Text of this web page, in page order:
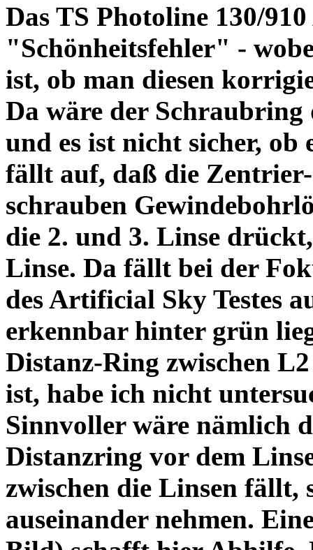
Das TS Photoline 130/
"Schönheitsfehler" -
ist, ob man diesen
Da wäre der
und es ist nicht sicher,
fällt auf, daß die Zentrier-
schrauben
die 2. und 3. Linse
Linse. Da fällt bei der
des Artificial Sky Testes
erkennbar hinter grün
Distanz-Ring zwischen
ist, habe ich nicht
Sinnvoller wäre nämlich
Distanzring vor dem
zwischen die Linsen fällt,
auseinander nehmen.